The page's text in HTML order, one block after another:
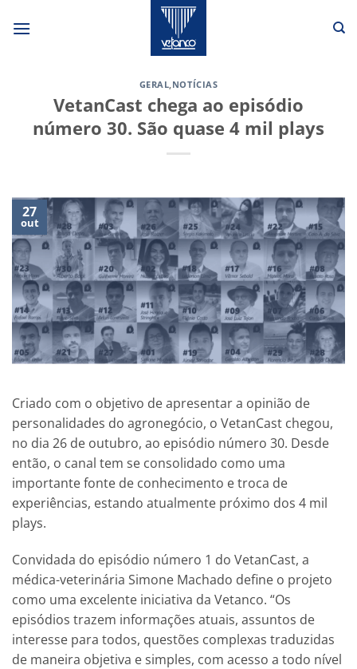
GERAL,NOTÍCIAS
VetanCast chega ao episódio
número 30. São quase 4 mil plays
27
out
Criado com o objetivo de apresentar a opinião de
personalidades do agronegócio, o VetanCast chegou,
no dia 26 de outubro, ao episódio número 30. Desde
então, o canal tem se consolidado como uma
importante fonte de conhecimento e troca de
experiências, estando atualmente próximo dos 4 mil
plays.
Convidada do episódio número 1 do VetanCast, a
médica-veterinária Simone Machado define o projeto
como uma excelente iniciativa da Vetanco. “Os
episódios trazem informações atuais, assuntos de
interesse para todos, questões complexas traduzidas
de maneira objetiva e simples, com acesso a todo nível